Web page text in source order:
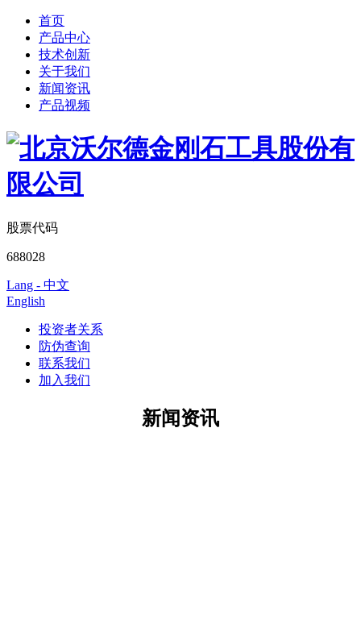
首页
产品中心
技术创新
关于我们
新闻资讯
产品视频
股票代码
688028
Lang - 中文
English
投资者关系
防伪查询
联系我们
加入我们
新闻资讯